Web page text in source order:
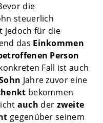
die
steuerlich
jedoch für die
das Einkommen
Person
Fall ist auch
Jahre zuvor eine
bekommen
auch der zweite
gegenüber seinem